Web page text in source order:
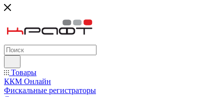
Товары
ККМ Онлайн
Фискальные регистраторы